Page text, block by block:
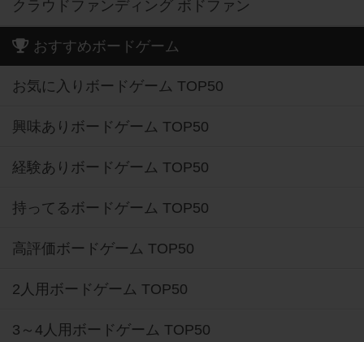
クラウドファンディング ボドファン
おすすめボードゲーム
お気に入りボードゲーム TOP50
興味ありボードゲーム TOP50
経験ありボードゲーム TOP50
持ってるボードゲーム TOP50
高評価ボードゲーム TOP50
2人用ボードゲーム TOP50
3～4人用ボードゲーム TOP50